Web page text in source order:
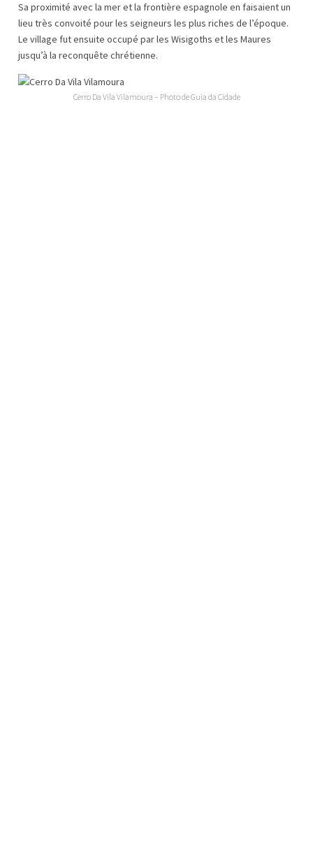
Sa proximité avec la mer et la frontière espagnole en faisaient un
lieu très convoité pour les seigneurs les plus riches de l’époque.
Le village fut ensuite occupé par les Wisigoths et les Maures
jusqu’à la reconquête chrétienne.
Cerro Da Vila Vilamoura – Photo de Guia da Cidade